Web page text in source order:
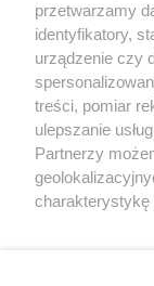
TENIS
Turniej
Hurkacz
rundzie
przetwarzamy
identyfikatory,
urządzenie czy
treści, pomiar
ulepszanie
Partnerzy
charakterystykę